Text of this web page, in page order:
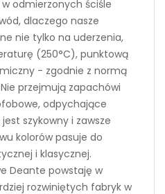
odmierzonych ściśle
dlaczego nasze
nie tylko na uderzenia,
(250°C), punktową
- zgodnie z normą
Nie przejmują zapachówi
odpychające
szykowny i zawsze
kolorów pasuje do
i klasycznej.
Deante powstaję w
rozwiniętych fabryk w